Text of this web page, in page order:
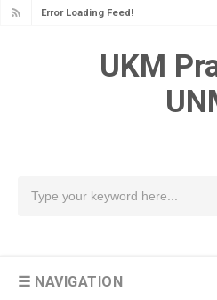
Error Loading Feed!
UKM
☰ NAVIGATION